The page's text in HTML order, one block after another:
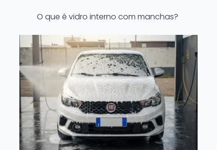
O que é vidro interno com manchas?